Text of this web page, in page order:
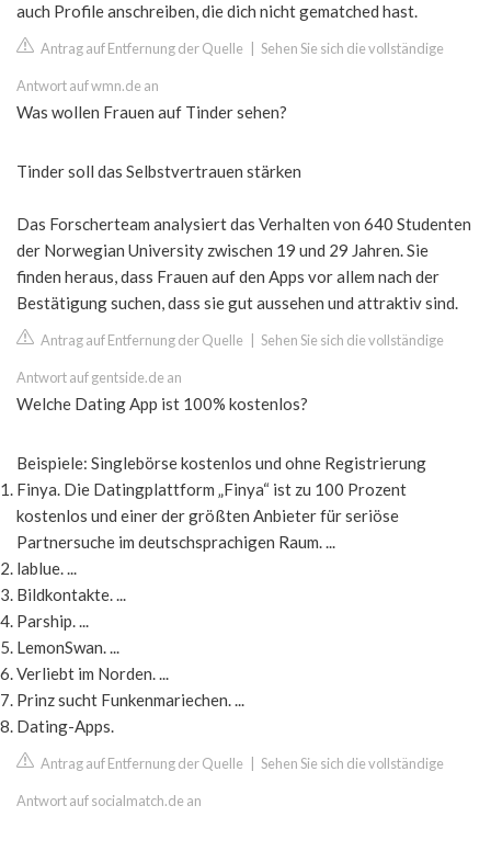
auch Profile anschreiben, die dich nicht gematched hast.
Antrag auf Entfernung der Quelle Sehen Sie sich die vollständige
Antwort auf wmn.de an
Was wollen Frauen auf Tinder sehen?
Tinder soll das Selbstvertrauen stärken
Das Forscherteam analysiert das Verhalten von 640 Studenten
der Norwegian University zwischen 19 und 29 Jahren. Sie
finden heraus, dass Frauen auf den Apps vor allem nach der
Bestätigung suchen, dass sie gut aussehen und attraktiv sind.
Antrag auf Entfernung der Quelle Sehen Sie sich die vollständige
Antwort auf gentside.de an
Welche Dating App ist 100% kostenlos?
Beispiele: Singlebörse kostenlos und ohne Registrierung
Finya. Die Datingplattform „Finya“ ist zu 100 Prozent
kostenlos und einer der größten Anbieter für seriöse
Partnersuche im deutschsprachigen Raum. ...
lablue. ...
Bildkontakte. ...
Parship. ...
LemonSwan. ...
Verliebt im Norden. ...
Prinz sucht Funkenmariechen. ...
Dating-Apps.
Antrag auf Entfernung der Quelle Sehen Sie sich die vollständige
Antwort auf socialmatch.de an